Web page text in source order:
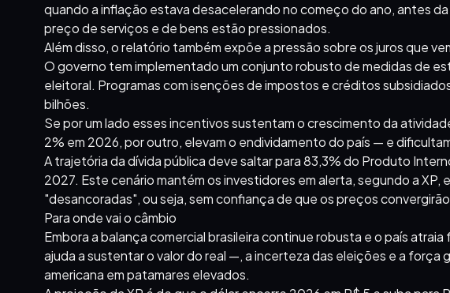
quando a inflação estava desacelerando no começo do ano, antes
preço de serviços e de bens estão pressionados.
Além disso, o relatório também expõe a pressão sobre os juros que
O governo tem implementado um conjunto robusto de medidas de
eleitoral. Programas com isenções de impostos e créditos
bilhões.
Se por um lado esses incentivos sustentam o crescimento da
2% em 2026, por outro, elevam o endividamento do país — e
A trajetória da dívida pública deve saltar para 83,3% do Produto
2027. Este cenário mantém os investidores em alerta, segundo a
"desancoradas", ou seja, sem confiança de que os preços
Para onde vai o câmbio
Embora a balança comercial brasileira continue robusta e o país
ajuda a sustentar o valor do real —, a incerteza das eleições e a força
americana em patamares elevados.